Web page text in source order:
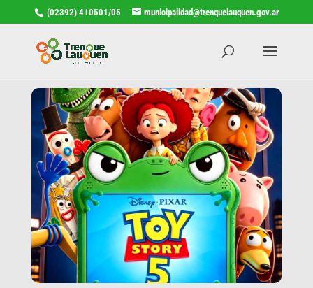
(02392) 410501/05 municipalidad@trenquelauquen.gov.ar